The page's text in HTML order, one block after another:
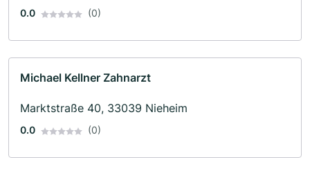
0.0 (0)
Michael Kellner Zahnarzt
Marktstraße 40, 33039 Nieheim
0.0 (0)